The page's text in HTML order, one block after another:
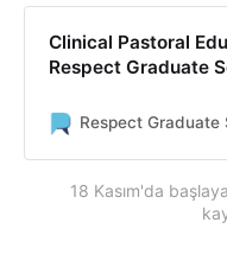
Clinical Pastoral
Respect Graduate
18 Kasım'da